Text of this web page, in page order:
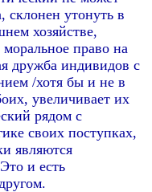
склонен утонуть в
хозяйстве,
право на
дружба индивидов с
/хотя бы и не в
увеличивает их
рядом с
своих поступках,
являются
и есть